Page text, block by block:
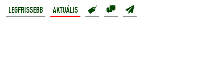
LEGFRISSEBB AKTUÁLIS